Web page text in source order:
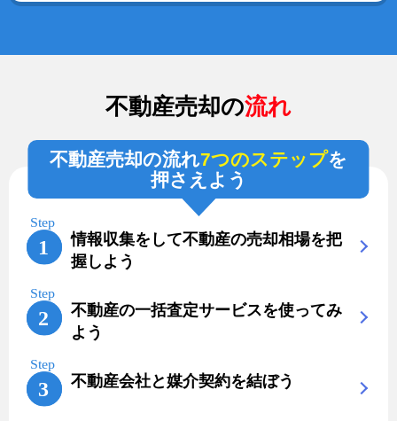
不動産売却の流れ
不動産売却の流れ7つのステップを
押さえよう
情報収集をして不動産の売却相場を把
握しよう
不動産の一括査定サービスを使ってみ
よう
不動産会社と媒介契約を結ぼう